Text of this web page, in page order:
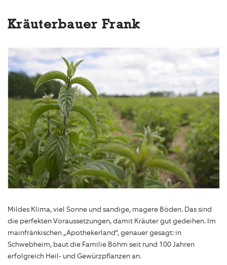
Kräuterbauer Frank
Mildes Klima, viel Sonne und sandige, magere Böden. Das sind
die perfekten Voraussetzungen, damit Kräuter gut gedeihen. Im
mainfränkischen „Apothekerland“, genauer gesagt: in
Schwebheim, baut die Familie Böhm seit rund 100 Jahren
erfolgreich Heil- und Gewürzpflanzen an.